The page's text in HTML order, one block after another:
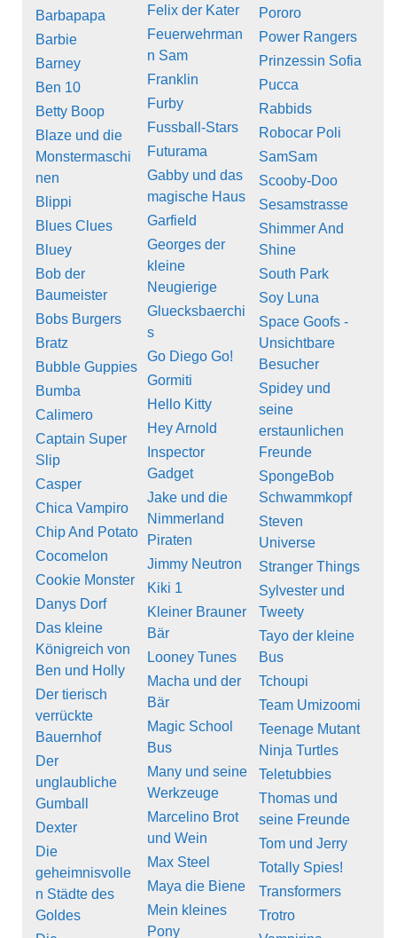
Barbapapa
Barbie
Barney
Ben 10
Betty Boop
Blaze und die
Monstermaschi
nen
Blippi
Blues Clues
Bluey
Bob der
Baumeister
Bobs Burgers
Bratz
Bubble Guppies
Bumba
Calimero
Captain Super
Slip
Casper
Chica Vampiro
Chip And Potato
Cocomelon
Cookie Monster
Danys Dorf
Das kleine
Königreich von
Ben und Holly
Der tierisch
verrückte
Bauernhof
Der
unglaubliche
Gumball
Dexter
Die
geheimnisvolle
n Städte des
Goldes
Felix der Kater
Feuerwehrman
n Sam
Franklin
Furby
Fussball-Stars
Futurama
Gabby und das
magische Haus
Garfield
Georges der
kleine
Neugierige
Gluecksbaerchi
s
Go Diego Go!
Gormiti
Hello Kitty
Hey Arnold
Inspector
Gadget
Jake und die
Nimmerland
Piraten
Jimmy Neutron
Kiki 1
Kleiner Brauner
Bär
Looney Tunes
Macha und der
Bär
Magic School
Bus
Many und seine
Werkzeuge
Marcelino Brot
und Wein
Max Steel
Maya die Biene
Mein kleines
Pony
Pororo
Power Rangers
Prinzessin Sofia
Pucca
Rabbids
Robocar Poli
SamSam
Scooby-Doo
Sesamstrasse
Shimmer And
Shine
South Park
Soy Luna
Space Goofs -
Unsichtbare
Besucher
Spidey und
seine
erstaunlichen
Freunde
SpongeBob
Schwammkopf
Steven
Universe
Stranger Things
Sylvester und
Tweety
Tayo der kleine
Bus
Tchoupi
Team Umizoomi
Teenage Mutant
Ninja Turtles
Teletubbies
Thomas und
seine Freunde
Tom und Jerry
Totally Spies!
Transformers
Trotro